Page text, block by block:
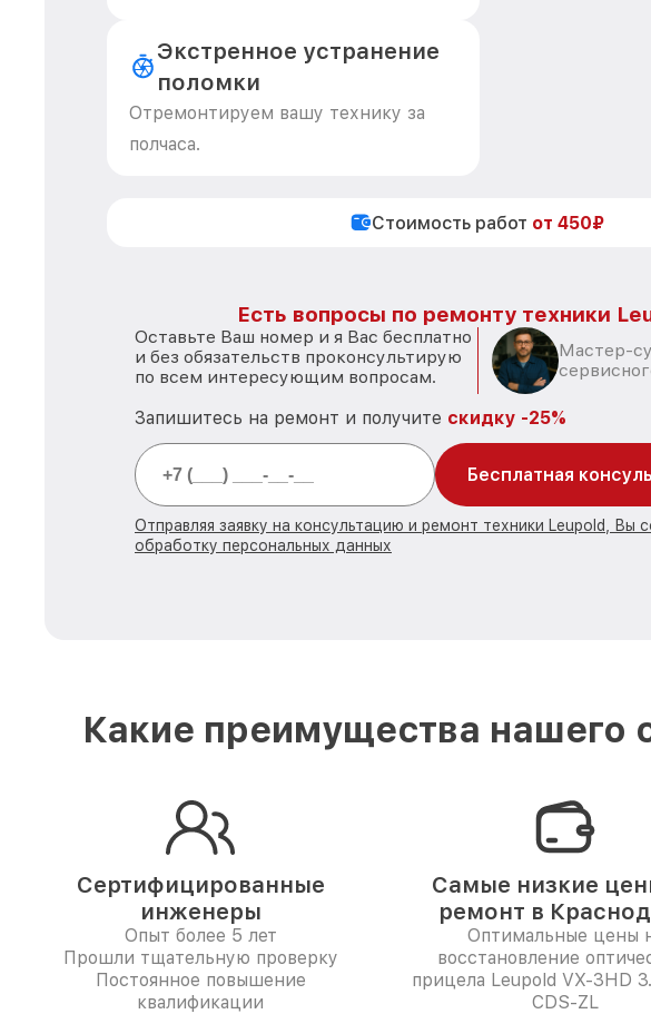
Экстренное устранение
поломки
Отремонтируем вашу технику за
полчаса.
Стоимость работ от 450₽
Есть вопросы по ремонту техники
Оставьте Ваш номер и я Вас бесплатно
и без обязательств проконсультирую
по всем интересующим вопросам.
Мастер-
Запишитесь на ремонт и получите скидку -25%
Бесплатная
Отправляя заявку на консультацию и ремонт техники Leupold, Вы
обработку персональных данных
Какие преимущества нашего
Сертифицированные
инженеры
Опыт более 5 лет
Прошли тщательную проверку
Постоянное повышение
квалификации
Самые низкие
ремонт в
Оптимальные цены
восстановление
прицела Leupold VX-3HD
CDS-ZL